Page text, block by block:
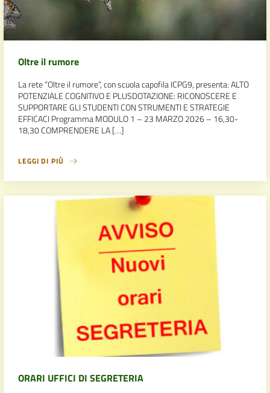
Oltre il rumore
La rete “Oltre il rumore”, con scuola capofila ICPG9, presenta: ALTO
POTENZIALE COGNITIVO E PLUSDOTAZIONE: RICONOSCERE E
SUPPORTARE GLI STUDENTI CON STRUMENTI E STRATEGIE
EFFICACI Programma MODULO 1 – 23 MARZO 2026 – 16,30-
18,30 COMPRENDERE LA […]
LEGGI DI PIÙ
ORARI UFFICI DI SEGRETERIA